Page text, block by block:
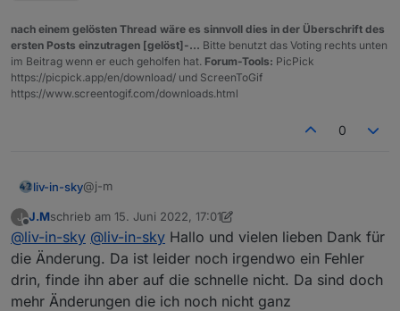
nach einem gelösten Thread wäre es sinnvoll dies in der Überschrift des
ersten Posts einzutragen [gelöst]-... Bitte benutzt das Voting rechts unten
im Beitrag wenn er euch geholfen hat. Forum-Tools: PicPick
https://picpick.app/en/download/ und ScreenToGif
https://www.screentogif.com/downloads.html
0
liv-in-sky@j-m
habe mal dein script genommen und etwas geändert
- kann das nicht testen, daher könnten auch noch
kleinigkeiten falsch gecodet sein - teste mal und
überprüfe meine änderungen
Spoiler
J
Offline
J.Mschrieb am 15. Juni 2022, 17:01
zuletzt editiert von J.M
@liv-in-sky @liv-in-sky Hallo und vielen lieben Dank für
die Änderung. Da ist leider noch irgendwo ein Fehler
drin, finde ihn aber auf die schnelle nicht. Da sind doch
mehr Änderungen die ich noch nicht ganz